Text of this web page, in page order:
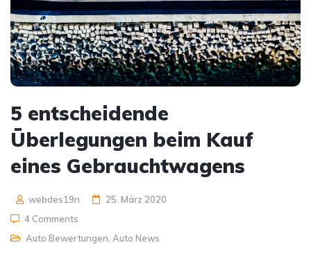
5 entscheidende
Überlegungen beim Kauf
eines Gebrauchtwagens
webdes19n
25. März 2020
4 Comments
Auto Bewertungen, Auto News